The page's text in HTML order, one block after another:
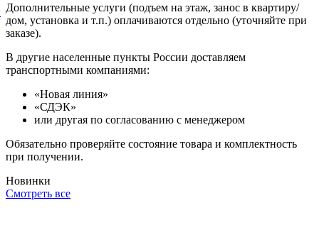
Дополнительные услуги (подъем на этаж, занос в квартиру/
дом, установка и т.п.) оплачиваются отдельно (уточняйте при
заказе).
В другие населенные пункты России доставляем
транспортными компаниями:
«Новая линия»
«СДЭК»
или другая по согласованию с менеджером
Обязательно проверяйте состояние товара и комплектность
при получении.
Новинки
Смотреть все